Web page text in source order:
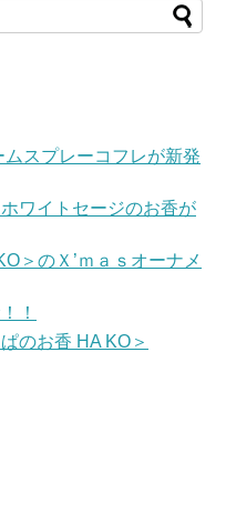
スプレーコフレが新発
ワイトセージのお香が
＞のＸ’ｍａｓオーナメ
！
のお香 HA KO＞